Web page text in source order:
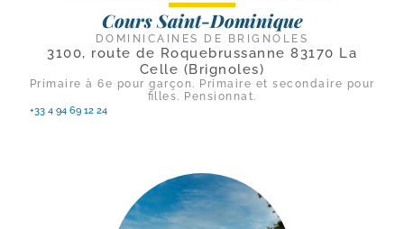
Cours Saint-Dominique
DOMINICAINES DE BRIGNOLES
3100, route de Roquebrussanne 83170 La
Celle (Brignoles)
Primaire à 6e pour garçon. Primaire et secondaire pour
filles. Pensionnat.
+33 4 94 69 12 24